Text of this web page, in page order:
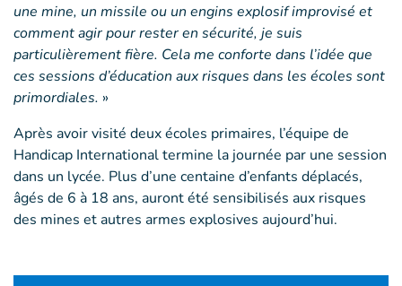
une mine, un missile ou un engins explosif improvisé et
comment agir pour rester en sécurité, je suis
particulièrement fière. Cela me conforte dans l’idée que
ces sessions d’éducation aux risques dans les écoles sont
primordiales. »
Après avoir visité deux écoles primaires, l’équipe de
Handicap International termine la journée par une session
dans un lycée. Plus d’une centaine d’enfants déplacés,
âgés de 6 à 18 ans, auront été sensibilisés aux risques
des mines et autres armes explosives aujourd’hui.